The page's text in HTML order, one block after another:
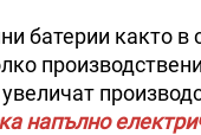
батерии както
напълно